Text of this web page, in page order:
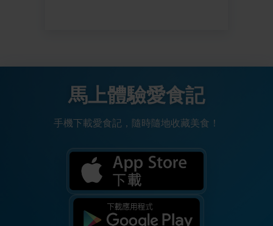
馬上體驗愛食記
手機下載愛食記，隨時隨地收藏美食！